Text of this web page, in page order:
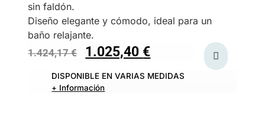
sin faldón.
Diseño elegante y cómodo, ideal para un
baño relajante.
1.424,17€ 1.025,40 €
DISPONIBLE EN VARIAS MEDIDAS
+ Información